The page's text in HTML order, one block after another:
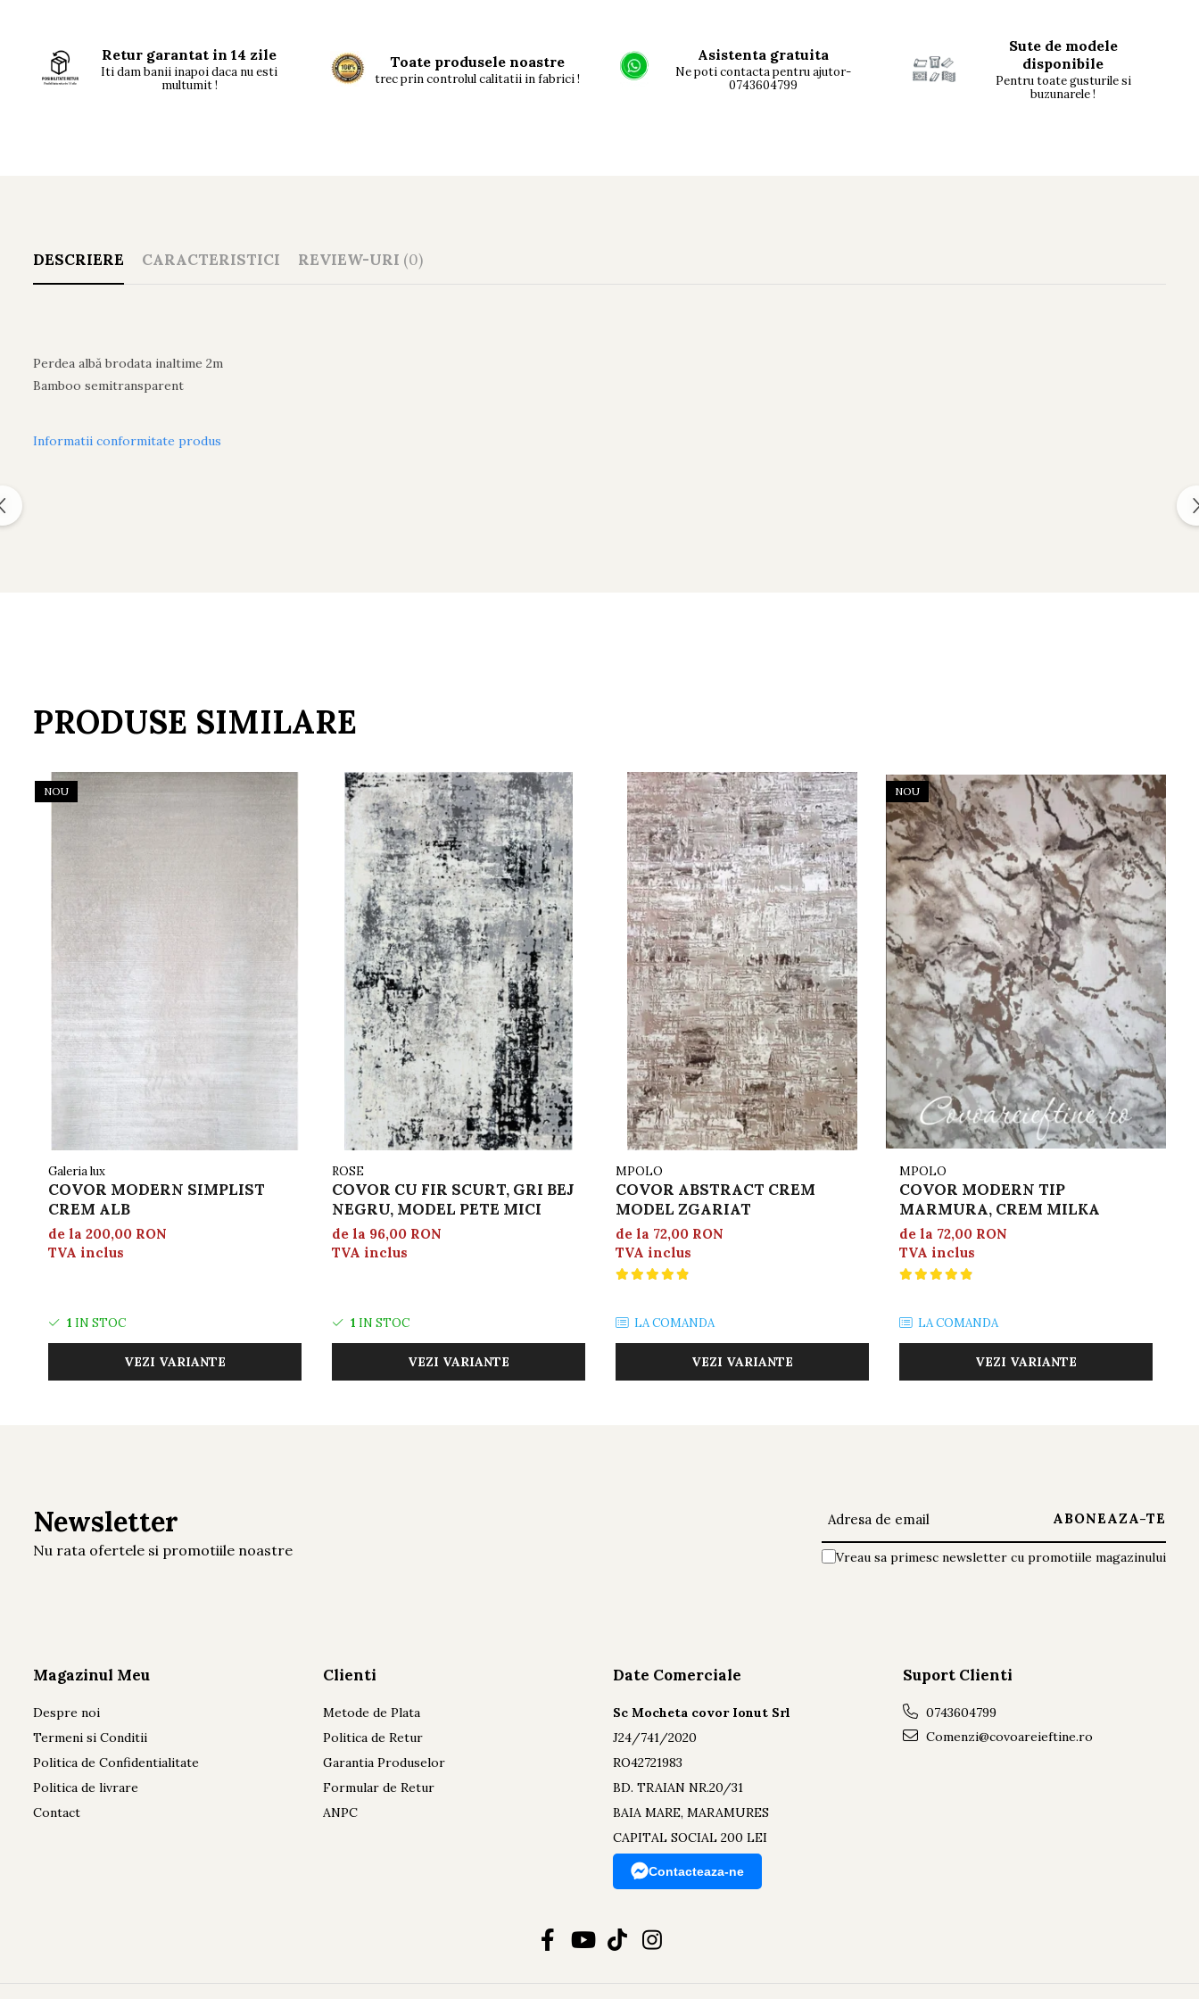
Retur garantat in 14 zile
Iti dam banii inapoi daca nu esti
multumit !
Toate produsele noastre
trec prin controlul calitatii in fabrici !
Asistenta gratuita
Ne poti contacta pentru ajutor-
0743604799
Sute de modele
disponibile
Pentru toate gusturile si
buzunarele !
DESCRIERE CARACTERISTICI REVIEW-URI (0)
Perdea albă brodata inaltime 2m
Bamboo semitransparent
Informatii conformitate produs
PRODUSE SIMILARE
NOU
Galeria lux
COVOR MODERN SIMPLIST
CREM ALB
de la 200,00 RON
TVA inclus
1 IN STOC
VEZI VARIANTE
ROSE
COVOR CU FIR SCURT, GRI BEJ
NEGRU, MODEL PETE MICI
de la 96,00 RON
TVA inclus
1 IN STOC
VEZI VARIANTE
MPOLO
COVOR ABSTRACT CREM
MODEL ZGARIAT
de la 72,00 RON
TVA inclus
LA COMANDA
VEZI VARIANTE
NOU
MPOLO
COVOR MODERN TIP
MARMURA, CREM MILKA
de la 72,00 RON
TVA inclus
LA COMANDA
VEZI VARIANTE
Newsletter
Nu rata ofertele si promotiile noastre Vreau sa primesc newsletter cu promotiile magazinului
Magazinul Meu
Despre noi
Termeni si Conditii
Politica de Confidentialitate
Politica de livrare
Contact
Clienti
Metode de Plata
Politica de Retur
Garantia Produselor
Formular de Retur
ANPC
Date Comerciale
Sc Mocheta covor Ionut Srl
J24/741/2020
RO42721983
BD. TRAIAN NR.20/31
BAIA MARE, MARAMURES
CAPITAL SOCIAL 200 LEI
Contacteaza-ne
Suport Clienti
0743604799
Comenzi@covoareieftine.ro